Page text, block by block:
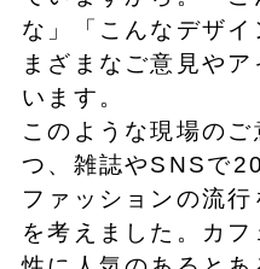
な」「こんなデザイ
まざまなご意見や
います。
このような現場の
つ、雑誌やSNSで
ファッションの流
を考えました。カ